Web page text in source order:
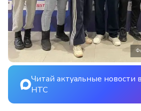
Читай актуальные новости
НТС